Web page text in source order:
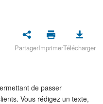
PartagerImprimerTélécharger
de passer
Vous rédigez un texte,